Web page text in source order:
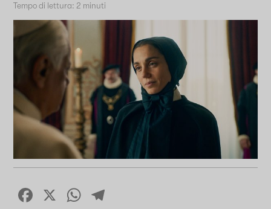
Tempo di lettura: 2 minuti
Facebook
X WhatsApp